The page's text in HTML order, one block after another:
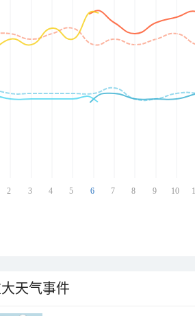
2 3 4 5 6 7 8 9 10
天气事件